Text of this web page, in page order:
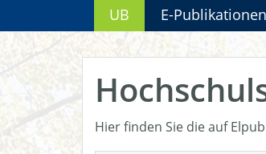
UB E-Publikationen
Hier finden Sie die auf